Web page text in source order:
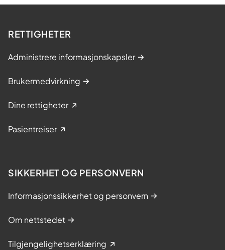
RETTIGHETER
Administrere informasjonskapsler
Brukermedvirkning
Dine rettigheter
Pasientreiser
SIKKERHET OG PERSONVERN
Informasjonssikkerhet og personvern
Om nettstedet
Tilgjengelighetserklæring